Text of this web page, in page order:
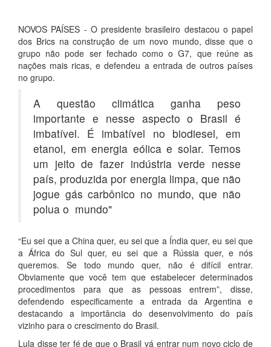
NOVOS PAÍSES - O presidente brasileiro destacou o papel
dos Brics na construção de um novo mundo, disse que o
grupo não pode ser fechado como o G7, que reúne as
nações mais ricas, e defendeu a entrada de outros países
no grupo.
A questão climática ganha peso
importante e nesse aspecto o Brasil é
imbatível. É imbatível no biodiesel, em
etanol, em energia eólica e solar. Temos
um jeito de fazer indústria verde nesse
país, produzida por energia limpa, que não
jogue gás carbônico no mundo, que não
polua o mundo"
“Eu sei que a China quer, eu sei que a Índia quer, eu sei que
a África do Sul quer, eu sei que a Rússia quer, e nós
queremos. Se todo mundo quer, não é difícil entrar.
Obviamente que você tem que estabelecer determinados
procedimentos para que as pessoas entrem”, disse,
defendendo especificamente a entrada da Argentina e
destacando a importância do desenvolvimento do país
vizinho para o crescimento do Brasil.
Lula disse ter fé de que o Brasil vá entrar num novo ciclo de